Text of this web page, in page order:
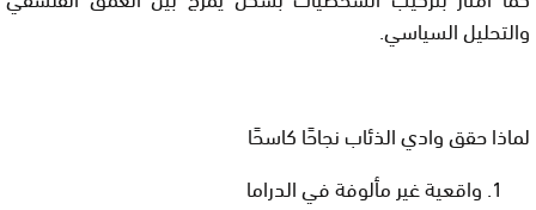
والتحليل السياسي.
لماذا حقق وادي الذئاب نجاحًا كاسحًا
واقعية غير مألوفة في الدراما